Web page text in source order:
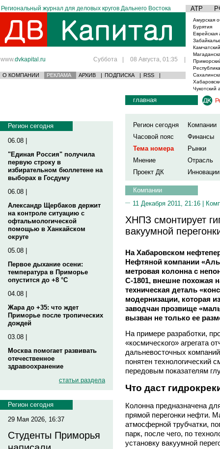
Региональный журнал для деловых кругов Дальнего Востока АТР
www.dvkapital.ru Суббота | 08 Августа, 01:35 |
О КОМПАНИИ РЕКЛАМА АРХИВ | ПОДПИСКА | RSS |
Амурская
Бурятия
Еврейская
Чукотский
Регион сегодня
06.08 |
"Единая Россия" получила
первую строку в
избирательном бюллетене на
выборах в Госдуму
06.08 |
Александр Щербаков держит
на контроле ситуацию с
офтальмологической
помощью в Ханкайском
округе
05.08 |
Первое дыхание осени:
температура в Приморье
опустится до +8 °C
04.08 |
Жара до +35: что ждет
Приморье после тропических
дождей
03.08 |
Москва помогает развивать
отечественное
здравоохранение
статьи раздела
Регион сегодня
29 Мая 2026, 16:37
Студенты Приморья
главная
Регион сегодня
Компании
Часовой пояс
Финансы
Тема номера
Рынки
Мнение
Отрасль
Проект ДК
Инновации
Компании
11 Декабря 2011, 21:16 |
ХНПЗ смонтирует
вакуумной
На Хабаровском
Нефтяной компании
метровая колонна с
С-1801, внешне похожая
техническая деталь
модернизации, которая
заводчан прозвище
вызван не только ее
На примере разработки,
«космического» агрегата
дальневосточных
понятен технологический
передовым показателям
Что даст
Колонна предназначена
прямой перегонки нефти.
атмосферной трубчатки,
парк, после чего, по
установку вакуумной